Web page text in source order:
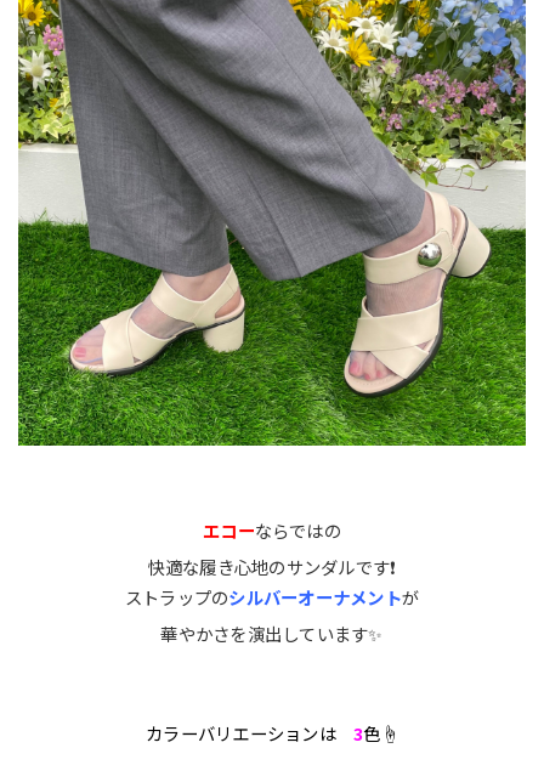
エコーならではの
快適な履き心地のサンダルです❗️
ストラップのシルバーオーナメントが
華やかさを演出しています✨
カラーバリエーションは3色☝️